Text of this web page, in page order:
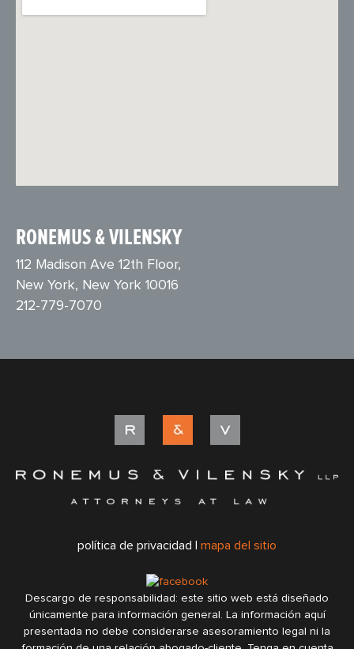
RONEMUS & VILENSKY
112 Madison Ave 12th Floor,
New York, New York 10016
212-779-7070
política de privacidad | mapa del sitio
Descargo de responsabilidad: este sitio web está diseñado
únicamente para información general. La información aquí
presentada no debe considerarse asesoramiento legal ni la